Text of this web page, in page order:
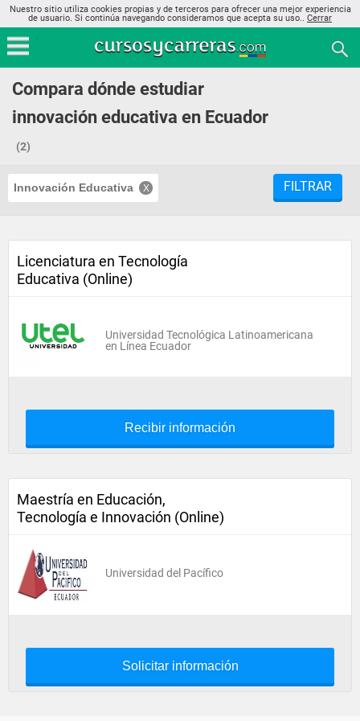
Nuestro sitio utiliza cookies propias y de terceros para ofrecer una mejor experiencia
de usuario. Si continúa navegando consideramos que acepta su uso.. Cerrar
Compara dónde estudiar
innovación educativa en Ecuador
(2)
Innovación Educativa FILTRAR
Licenciatura en Tecnología
Educativa (Online)
Universidad Tecnológica Latinoamericana
en Línea Ecuador
Recibir información
Maestría en Educación,
Tecnología e Innovación (Online)
Universidad del Pacífico
Solicitar información